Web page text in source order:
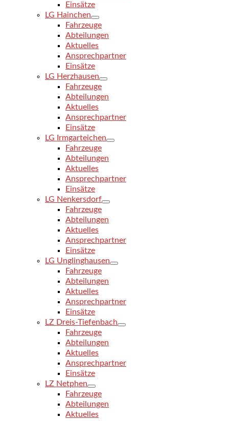
Einsätze
LG Hainchen
Fahrzeuge
Abteilungen
Aktuelles
Ansprechpartner
Einsätze
LG Herzhausen
Fahrzeuge
Abteilungen
Aktuelles
Ansprechpartner
Einsätze
LG Irmgarteichen
Fahrzeuge
Abteilungen
Aktuelles
Ansprechpartner
Einsätze
LG Nenkersdorf
Fahrzeuge
Abteilungen
Aktuelles
Ansprechpartner
Einsätze
LG Unglinghausen
Fahrzeuge
Abteilungen
Aktuelles
Ansprechpartner
Einsätze
LZ Dreis-Tiefenbach
Fahrzeuge
Abteilungen
Aktuelles
Ansprechpartner
Einsätze
LZ Netphen
Fahrzeuge
Abteilungen
Aktuelles